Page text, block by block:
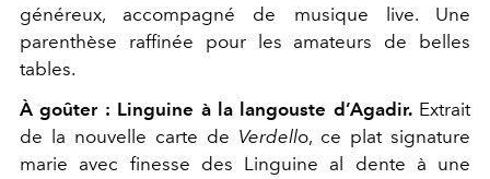
généreux, accompagné de musique live. Une
parenthèse raffinée pour les amateurs de belles
tables.
À goûter : Linguine à la langouste d’Agadir. Extrait
de la nouvelle carte de Verdello, ce plat signature
marie avec finesse des Linguine al dente à une